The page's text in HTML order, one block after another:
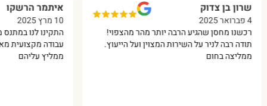
צדוק
שהגיע הרבה יותר מהר מהצפוי!
לניר על השירות המצוין ועל הייעוץ.
בחום
איתמר הרשקו
10 מרץ 2025
התקינו לנו במתנס מחסן
עבודה מקצועית מאוד והכל
ממליץ עליהם